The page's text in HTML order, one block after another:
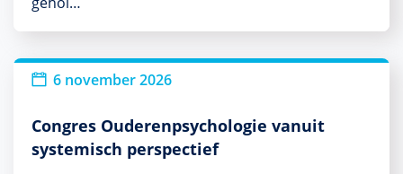
Nieuw6 november 2026
Congres Ouderenpsychologie vanuit
systemisch perspectief